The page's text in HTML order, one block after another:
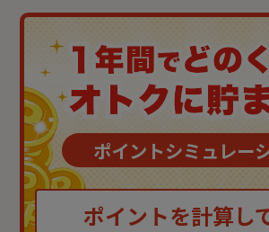
ポイントシミュレー
ポイントを計算し